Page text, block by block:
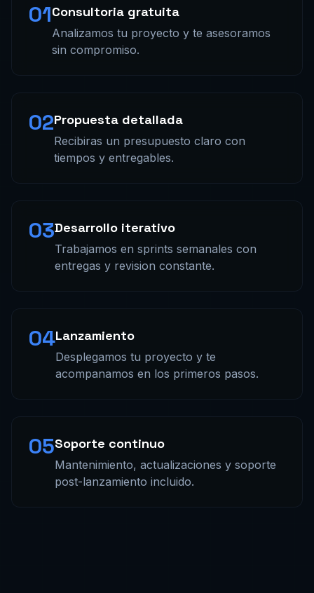
01Consultoria gratuita
Analizamos tu proyecto y te asesoramos
sin compromiso.
02Propuesta detallada
Recibiras un presupuesto claro con
tiempos y entregables.
03Desarrollo iterativo
Trabajamos en sprints semanales con
entregas y revision constante.
04Lanzamiento
Desplegamos tu proyecto y te
acompanamos en los primeros pasos.
05Soporte continuo
Mantenimiento, actualizaciones y soporte
post-lanzamiento incluido.